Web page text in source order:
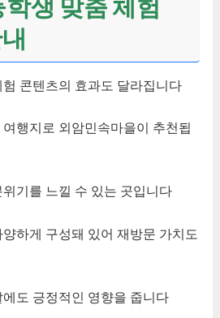
콘텐츠의 효과도 달라집니다
행지로 외암민속마을이 추천됩
기를 느낄 수 있는 곳입니다
하게 구성돼 있어 재방문 가치도
도 긍정적인 영향을 줍니다